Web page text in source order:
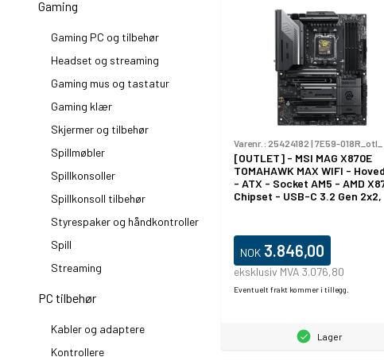
Gaming
Gaming PC og tilbehør
Headset og streaming
Gaming mus og tastatur
Gaming klær
Skjermer og tilbehør
Spillmøbler
Spillkonsoller
Spillkonsoll tilbehør
Styrespaker og håndkontroller
Spill
Streaming
PC tilbehør
Kabler og adaptere
Kontrollere
Varenr.: 25424182 | 7E59-018R_otl_
[OUTLET] - MSI MAG X870E
TOMAHAWK MAX WIFI -
- ATX - Socket AM5 - AMD
Chipset - USB-C 3.2 Gen 2x2,
Ethernet, Wi-Fi 7 - innbygd
grafikk (CPU kreves) - HD-lyd
kanalers)
NOK 3.846,00
eksklusiv MVA 3.076,80
Eventuelt frakt kommer i tillegg.
Lager